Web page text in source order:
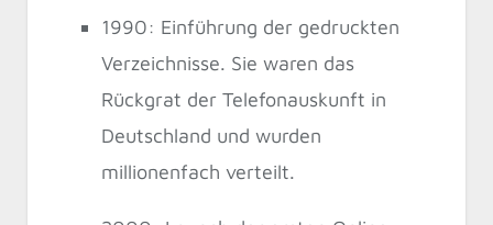
1990: Einführung der gedruckten
Verzeichnisse. Sie waren das
Rückgrat der Telefonauskunft in
Deutschland und wurden
millionenfach verteilt.